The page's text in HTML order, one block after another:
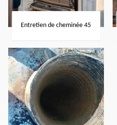
Entretien de cheminée 45